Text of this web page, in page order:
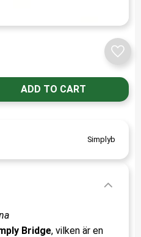
Add
Simplyb
Bridge, vilken är en